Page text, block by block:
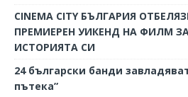
CINEMA CITY БЪЛГАРИЯ
ПРЕМИЕРЕН УИКЕНД НА ФИЛМ
ИСТОРИЯТА СИ
24 български банди
пътека”